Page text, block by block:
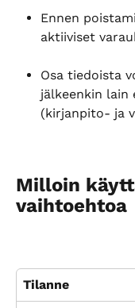
Ennen
aktiiviset
Osa tiedoista
jälkeenkin lain
(kirjanpito- ja
Milloin
vaihtoehtoa
Tilanne